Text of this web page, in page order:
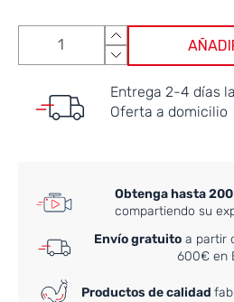
Entrega 2-4 días
Oferta a domicilio
Obtenga hasta
compartiendo su
Envío gratuitoa partir
600€ en
Productos de calidad